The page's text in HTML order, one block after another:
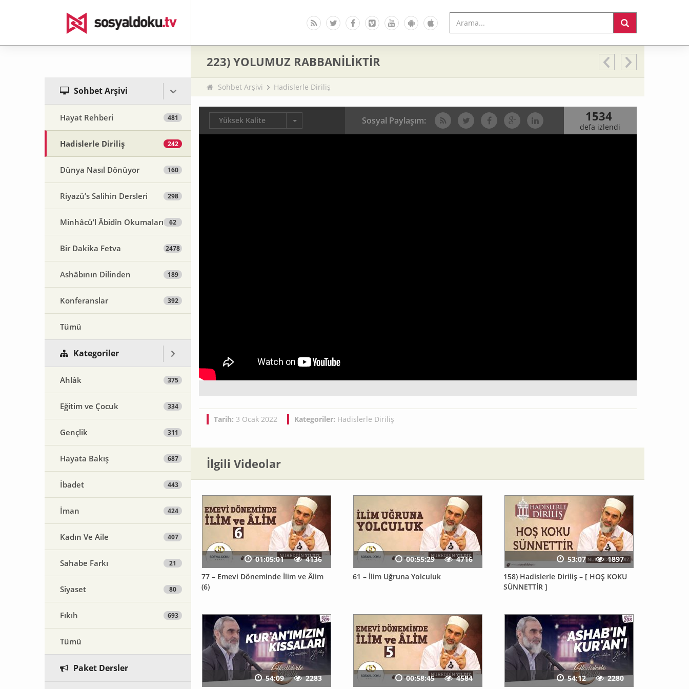
Sohbet Arşivi
Hayat Rehberi 481
Hadislerle Diriliş 242
Dünya Nasıl Dönüyor 160
Riyazü’s Salihin Dersleri 298
Minhâcü’l Âbidîn Okumaları 62
Bir Dakika Fetva 2478
Ashâbının Dilinden 189
Konferanslar 392
Tümü
Kategoriler
Ahlâk 375
Eğitim ve Çocuk 334
Gençlik 311
Hayata Bakış 687
İbadet 443
İman 424
Kadın Ve Aile 407
Sahabe Farkı 21
Siyaset 80
Fıkıh 693
Tümü
Paket Dersler
223) YOLUMUZ RABBANİLİKTİR
Sohbet Arşivi Hadislerle Diriliş
Yüksek Kalite Sosyal Paylaşım: 1534
defa izlendi
Tarih: 3 Ocak 2022 Kategoriler: Hadislerle Diriliş
İlgili Videolar
77 – Emevi Döneminde İlim ve Âlim
(6)
01:05:01
4136
61 – İlim Uğruna Yolculuk
00:55:29
4716
158) Hadislerle Diriliş – [ HOŞ KOKU
SÜNNETTİR ]
53:07 1897
54:09 2283 00:58:45 4584 54:12 2280